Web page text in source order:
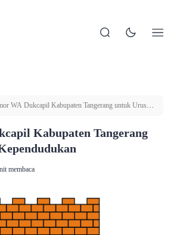
WA Dukcapil Kabupaten Tangerang untuk Urusan
Kabupaten Tangerang
membaca